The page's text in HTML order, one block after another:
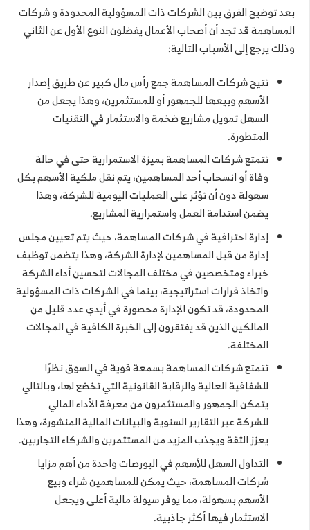
بعد توضيحالفرق بين الشركات ذات المسؤولية المحدودة و شركات
المساهمة قد تجد أن أصحاب الأعمال يفضلون النوع الأول عن الثاني
وذلك يرجع إلى الأسباب التالية:
تتيح شركات المساهمة جمع رأس مال كبير عن طريق إصدار
الأسهم وبيعها للجمهور أو للمستثمرين، وهذا يجعل من
السهل تمويل مشاريع ضخمة والاستثمار في التقنيات
المتطورة.
تتمتع شركات المساهمة بميزة الاستمرارية حتى في حالة
وفاة أو انسحاب أحد المساهمين، يتم نقل ملكية الأسهم بكل
سهولة دون أن تؤثر على العمليات اليومية للشركة، وهذا
يضمن استدامة العمل واستمرارية المشاريع.
إدارة احترافية في شركات المساهمة، حيث يتم تعيين مجلس
إدارة من قبل المساهمين لإدارة الشركة، وهذا يتضمن توظيف
خبراء ومتخصصين في مختلف المجالات لتحسين أداء الشركة
واتخاذ قرارات استراتيجية، بينما في الشركات ذات المسؤولية
المحدودة، قد تكون الإدارة محصورة في أيدي عدد قليل من
المالكين الذين قد يفتقرون إلى الخبرة الكافية في المجالات
المختلفة.
تتمتع شركات المساهمة بسمعة قوية في السوق نظرًا
للشفافية العالية والرقابة القانونية التي تخضع لها، وبالتالي
يتمكن الجمهور والمستثمرون من معرفة الأداء المالي
للشركة عبر التقارير السنوية والبيانات المالية المنشورة، وهذا
يعزز الثقة ويجذب المزيد من المستثمرين والشركاء التجاريين.
التداول السهل للأسهم في البورصات واحدة من أهم مزايا
شركات المساهمة، حيث يمكن للمساهمين شراء وبيع
الأسهم بسهولة، مما يوفر سيولة مالية أعلى ويجعل
الاستثمار فيها أكثر جاذبية.